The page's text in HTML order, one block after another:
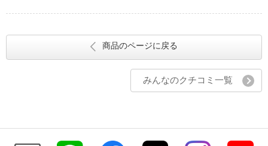
商品のページに戻る
みんなのクチコミ一覧